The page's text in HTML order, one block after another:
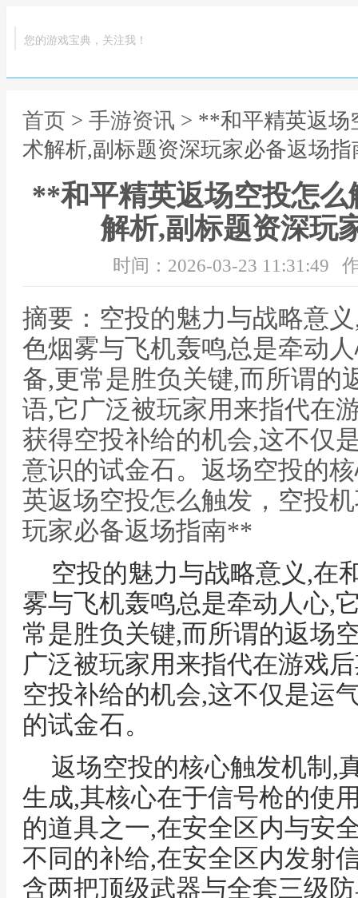
您的游戏宝典，关注我！
首页 > 手游资讯 > **和平精英返场
术解析,副标题资深玩家必备返场
**和平精英返场空投怎
解析,副标题资深玩
时间：2026-03-23 11:31:49
摘要：空投的魅力与战略意
色烟雾与飞机轰鸣总是牵动
备,更常是胜负关键,而所谓的
语,它广泛被玩家用来指代在
获得空投补给的机会,这不仅
意识的试金石。返场空投的
英返场空投怎么触发，空投
玩家必备返场指南**
空投的魅力与战略意义,在
雾与飞机轰鸣总是牵动人心,
常是胜负关键,而所谓的返场
广泛被玩家用来指代在游戏
空投补给的机会,这不仅是运
的试金石。
返场空投的核心触发机制,
生成,其核心在于信号枪的使
的道具之一,在安全区内与安
不同的补给,在安全区内发射
含两把顶级武器与全套三级